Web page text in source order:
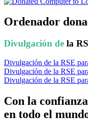
Ordenador
Divulgación de la
Divulgación de la RSE
Divulgación de la RSE
Divulgación de la RSE
Con la
en todo el